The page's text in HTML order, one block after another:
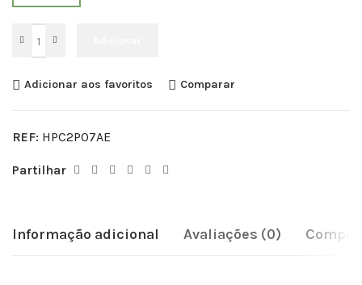
Adicionar aos favoritos Comparar
REF: HPC2P07AE
Partilhar
Informação adicional Avaliações (0)